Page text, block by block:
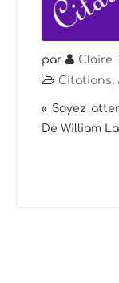
par Claire
Citations,
« Soyez
De William